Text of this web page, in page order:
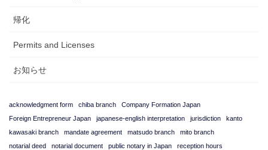
帰化
Permits and Licenses
お知らせ
acknowledgment form chiba branch
Company Formation Japan
Foreign Entrepreneur Japan
japanese-english interpretation jurisdiction
kanto
kawasaki branch
mandate agreement matsudo branch
mito branch
notarial deed
notarial document public notary in Japan
reception hours